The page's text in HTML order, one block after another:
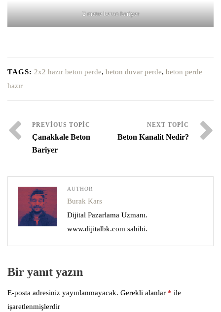
2 metre beton bariyer
TAGS: 2x2 hazır beton perde, beton duvar perde, beton perde
hazır
Çanakkale Beton
Bariyer
Beton Kanalit Nedir?
AUTHOR
Burak Kars
Dijital Pazarlama Uzmanı.
www.dijitalbk.com sahibi.
Bir yanıt yazın
E-posta adresiniz yayınlanmayacak. Gerekli alanlar * ile
işaretlenmişlerdir